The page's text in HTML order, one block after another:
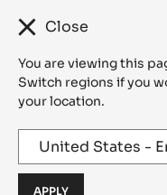
Close
You are viewing this
Switch regions if you
your location.